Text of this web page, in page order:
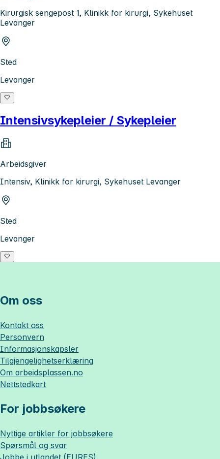
Kirurgisk sengepost 1, Klinikk for kirurgi, Sykehuset
Levanger
Sted
Levanger
Intensivsykepleier / Sykepleier
Arbeidsgiver
Intensiv, Klinikk for kirurgi, Sykehuset Levanger
Sted
Levanger
Om oss
Kontakt oss
Personvern
Informasjonskapsler
Tilgjengelighetserklæring
Om arbeidsplassen.no
Nettstedkart
For jobbsøkere
Nyttige artikler for jobbsøkere
Spørsmål og svar
Jobbe i utlandet (EURES)